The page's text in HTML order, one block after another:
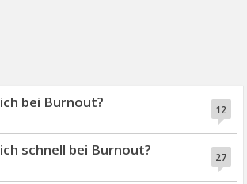
12
bei Burnout?
27
schnell bei Burnout?